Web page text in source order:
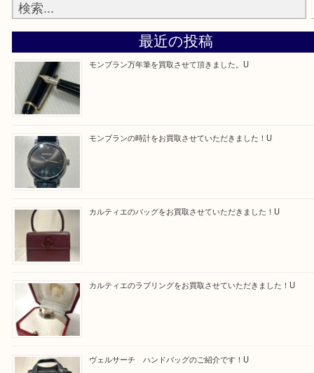
最後に当店では現在正社員を募集しておりますのでご興味ある方は
問合せください！！
求人要項はここをクリック
Facebook
Twitter
モンブランの時計をお買取させていただきました！U